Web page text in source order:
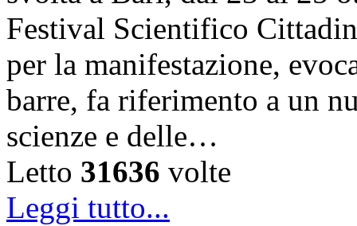
Festival Scientifico
per la manifestazione,
barre, fa riferimento a un
scienze e delle…
Letto 31636 volte
Leggi tutto...